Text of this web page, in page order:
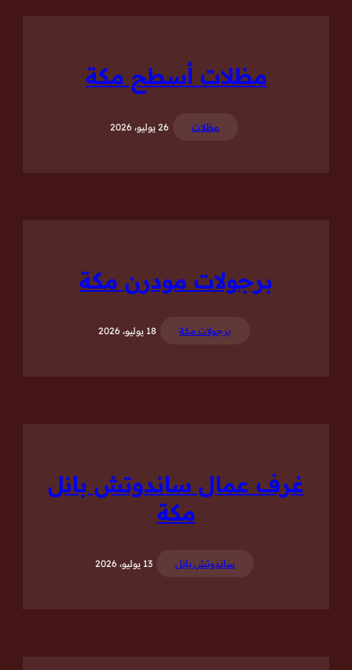
مظلات أسطح مكة
مظلات 26 يوليو، 2026
برجولات مودرن مكة
برجولات مكة 18 يوليو، 2026
غرف عمال ساندوتش بانل
مكة
ساندوتش بانل 13 يوليو، 2026